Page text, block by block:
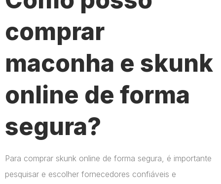
comprar
maconha e skunk
online de forma
segura?
Para comprar skunk online de forma segura, é importante
pesquisar e escolher fornecedores confiáveis e